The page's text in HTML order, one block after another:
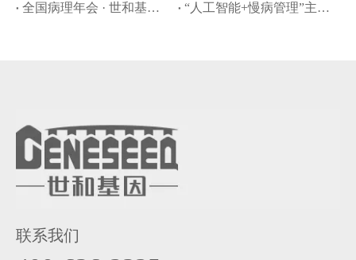
全国病理年会 · 世和基因专题会：共探政策赋能下的NGS创新与落地之路
“人工智能+慢病管理”主题沙龙：世和基因分享AI多癌早筛新策略
联系我们